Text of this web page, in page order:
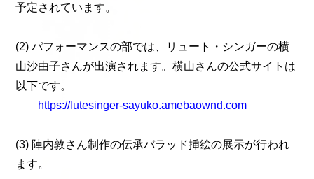
予定されています。
(2) パフォーマンスの部では、リュート・シンガーの横
山沙由子さんが出演されます。横山さんの公式サイトは
以下です。
https://lutesinger-sayuko.amebaownd.com
(3) 陣内敦さん制作の伝承バラッド挿絵の展示が行われ
ます。